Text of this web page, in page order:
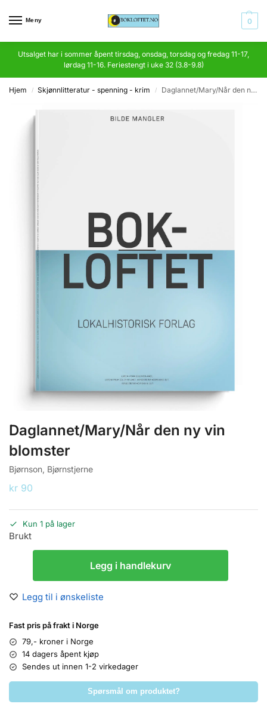
Meny 0
Utsalget har i sommer åpent tirsdag, onsdag, torsdag og fredag 11-17,
lørdag 11-16. Feriestengt i uke 32 (3.8-9.8)
Hjem / Skjønnlitteratur - spenning - krim / Daglannet/Mary/Når den ny vin blomster
Daglannet/Mary/Når den ny vin
blomster
Bjørnson, Bjørnstjerne
kr 90
Kun 1 på lager
Brukt
Legg i handlekurv
Legg til i ønskeliste
Fast pris på frakt i Norge
79,- kroner i Norge
14 dagers åpent kjøp
Sendes ut innen 1-2 virkedager
Spørsmål om produktet?